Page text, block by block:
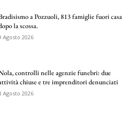
a Pozzuoli, 813 famiglie fuori casa
la scossa.
Agosto 2026
controlli nelle agenzie funebri: due
chiuse e tre imprenditori denunciati
Agosto 2026